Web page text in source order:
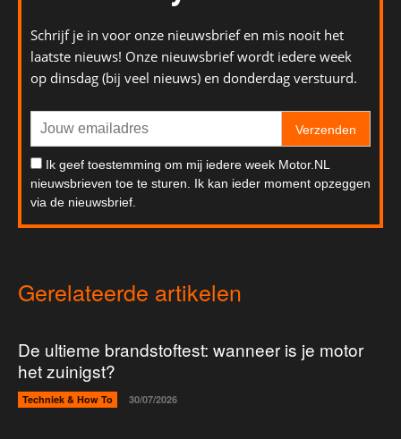
Schrijf je in voor onze nieuwsbrief en mis nooit het
laatste nieuws! Onze nieuwsbrief wordt iedere week
op dinsdag (bij veel nieuws) en donderdag verstuurd.
Verzenden
Ik geef toestemming om mij iedere week Motor.NL
nieuwsbrieven toe te sturen. Ik kan ieder moment opzeggen
via de nieuwsbrief.
Gerelateerde artikelen
De ultieme brandstoftest: wanneer is je motor
het zuinigst?
Techniek & How To 30/07/2026